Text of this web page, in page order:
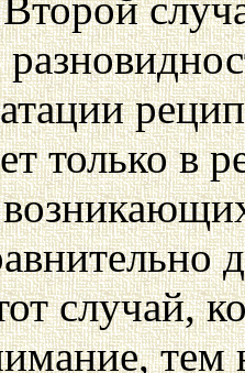
только в
случай,